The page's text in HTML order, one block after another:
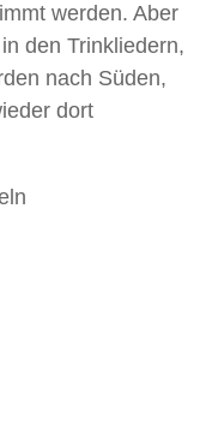
werden. Aber
den Trinkliedern,
nach Süden,
dort